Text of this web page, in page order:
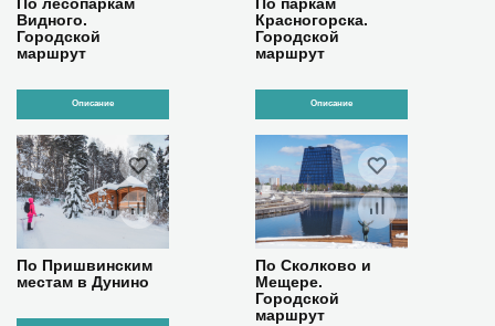
Видного.
Городской
маршрут
Описание
Красногорска.
Городской
маршрут
Описание
По Пришвинским
местам в Дунино
По Сколково и
Мещере.
Городской
маршрут